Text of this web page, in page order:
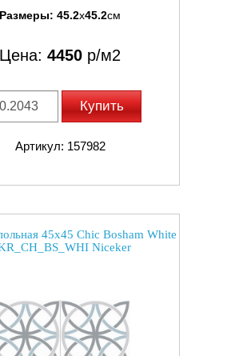
Размеры: 45.2x45.2см
Цена: 4450 р/м2
Купить
Артикул: 157982
45x45 Chic Bosham White
Niceker